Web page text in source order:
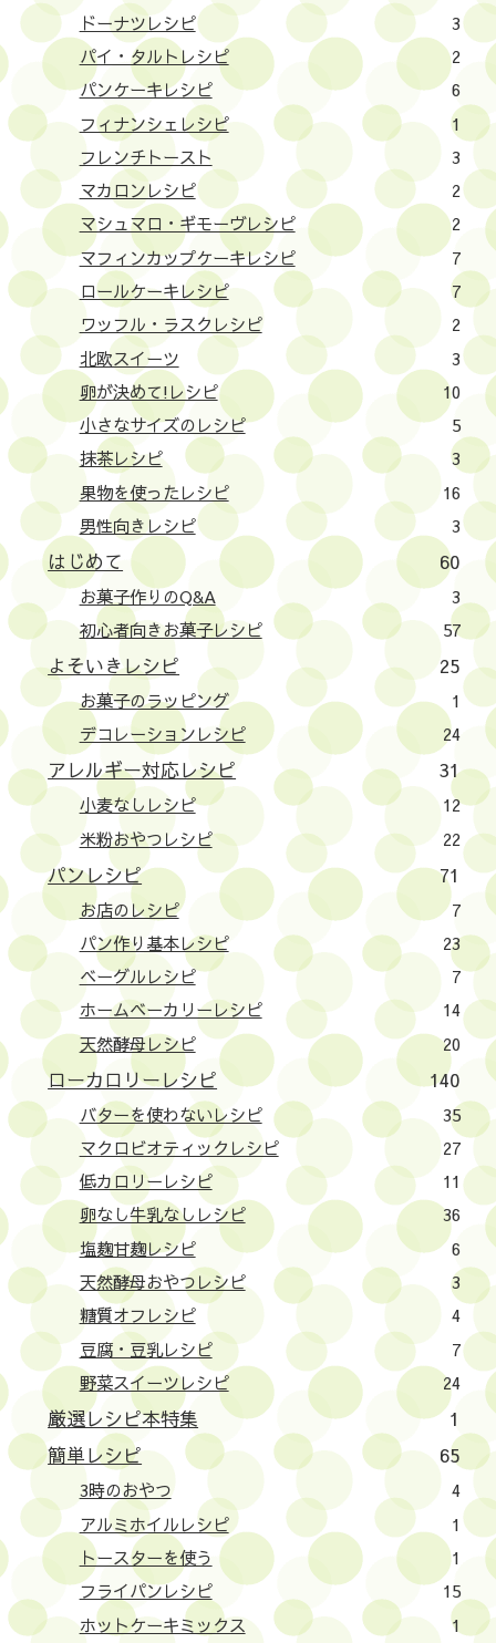
ドーナツレシピ
3
パイ・タルトレシピ
2
パンケーキレシピ
6
フィナンシェレシピ
1
フレンチトースト
3
マカロンレシピ
2
マシュマロ・ギモーヴレシピ
2
マフィンカップケーキレシピ
7
ロールケーキレシピ
7
ワッフル・ラスクレシピ
2
北欧スイーツ
3
卵が決めて!レシピ
10
小さなサイズのレシピ
5
抹茶レシピ
3
果物を使ったレシピ
16
男性向きレシピ
3
はじめて 60
お菓子作りのQ&A
3
初心者向きお菓子レシピ
57
よそいきレシピ 25
お菓子のラッピング
1
デコレーションレシピ
24
アレルギー対応レシピ 31
小麦なしレシピ
12
米粉おやつレシピ
22
パンレシピ 71
お店のレシピ
7
パン作り基本レシピ
23
ベーグルレシピ
7
ホームベーカリーレシピ
14
天然酵母レシピ
20
ローカロリーレシピ 140
バターを使わないレシピ
35
マクロビオティックレシピ
27
低カロリーレシピ
11
卵なし牛乳なしレシピ
36
塩麹甘麹レシピ
6
天然酵母おやつレシピ
3
糖質オフレシピ
4
豆腐・豆乳レシピ
7
野菜スイーツレシピ
24
厳選レシピ本特集
1
簡単レシピ
65
3時のおやつ
4
アルミホイルレシピ
1
トースターを使う
1
フライパンレシピ
15
ホットケーキミックス
1